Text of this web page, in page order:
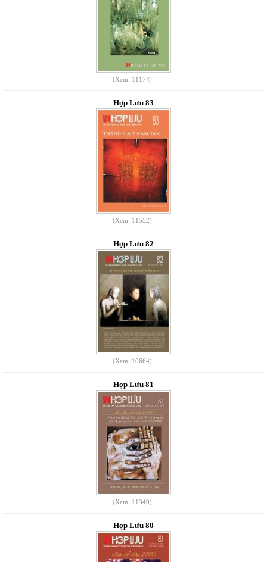
(Xem: 11174)
Hợp Lưu 83
(Xem: 11552)
Hợp Lưu 82
(Xem: 10664)
Hợp Lưu 81
(Xem: 11349)
Hợp Lưu 80